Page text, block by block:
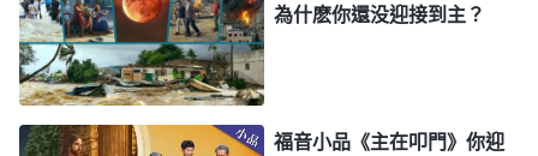
待着我日的到來，都在盼望着我日的臨及，等待着我
以公義的日頭來報應全人類，來安排人類的『歸
宿』。我的國度在全宇之上成形，我的寶座在億萬民
心中占據，因着天使的配合，我的大功即將告成。所
為什麽你還没迎接到主？
福音小品《主在叩門》你迎